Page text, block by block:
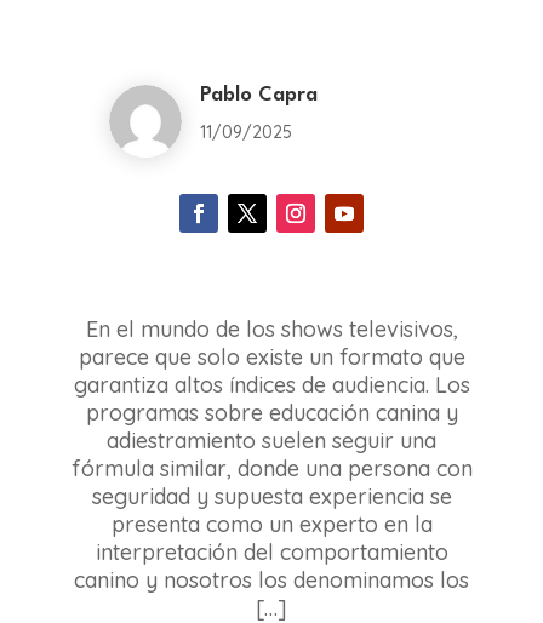
Pablo Capra
11/09/2025
En el mundo de los shows televisivos,
parece que solo existe un formato que
garantiza altos índices de audiencia. Los
programas sobre educación canina y
adiestramiento suelen seguir una
fórmula similar, donde una persona con
seguridad y supuesta experiencia se
presenta como un experto en la
interpretación del comportamiento
canino y nosotros los denominamos los
[…]